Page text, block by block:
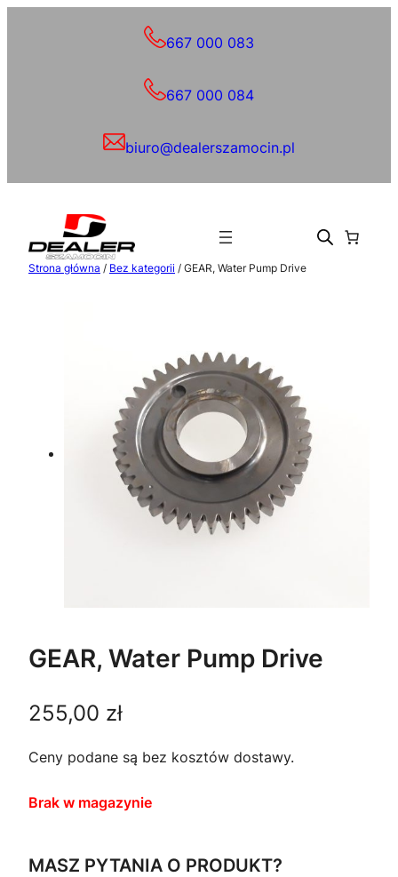
667 000 083
667 000 084
biuro@dealerszamocin.pl
Strona główna / Bez kategorii / GEAR, Water Pump Drive
GEAR, Water Pump Drive
255,00 zł
Ceny podane są bez kosztów dostawy.
Brak w magazynie
MASZ PYTANIA O PRODUKT?